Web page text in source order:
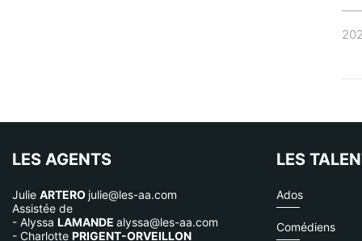
LES AGENTS
Julie ARTERO julie@les-aa.com
Assistée de
- Alyssa LAMANDE alyssa@les-aa.com
- Charlotte PRIGENT-ORVEILLON
LES
Ados
Comédiens